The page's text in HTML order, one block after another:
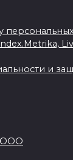
и
ООО